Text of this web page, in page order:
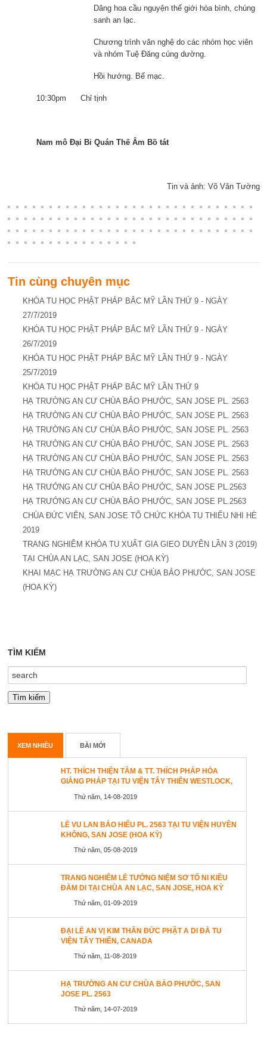
Dâng hoa cầu nguyện thế giới hòa bình, chúng
sanh an lạc.
Chương trình văn nghệ do các nhóm học viên
và nhóm Tuệ Đăng cúng dường.
Hồi hướng. Bế mạc.
10:30pm Chỉ tịnh
Nam mô Đại Bi Quán Thế Âm Bồ tát
Tin và ảnh: Võ Văn Tường
Tin cùng chuyên mục
KHÓA TU HỌC PHẬT PHÁP BẮC MỸ LẦN THỨ 9 - NGÀY
27/7/2019
KHÓA TU HỌC PHẬT PHÁP BẮC MỸ LẦN THỨ 9 - NGÀY
26/7/2019
KHÓA TU HỌC PHẬT PHÁP BẮC MỸ LẦN THỨ 9 - NGÀY
25/7/2019
KHÓA TU HỌC PHẬT PHÁP BẮC MỸ LẦN THỨ 9
HẠ TRƯỜNG AN CƯ CHÙA BẢO PHƯỚC, SAN JOSE PL. 2563
HẠ TRƯỜNG AN CƯ CHÙA BẢO PHƯỚC, SAN JOSE PL. 2563
HẠ TRƯỜNG AN CƯ CHÙA BẢO PHƯỚC, SAN JOSE PL. 2563
HẠ TRƯỜNG AN CƯ CHÙA BẢO PHƯỚC, SAN JOSE PL. 2563
HẠ TRƯỜNG AN CƯ CHÙA BẢO PHƯỚC, SAN JOSE PL. 2563
HẠ TRƯỜNG AN CƯ CHÙA BẢO PHƯỚC, SAN JOSE PL. 2563
HẠ TRƯỚNG AN CƯ CHÙA BẢO PHƯỚC, SAN JOSE PL.2563
HẠ TRƯỚNG AN CƯ CHÙA BẢO PHƯỚC, SAN JOSE PL.2563
CHÙA ĐỨC VIÊN, SAN JOSE TỔ CHỨC KHÓA TU THIẾU NHI HÈ
2019
TRANG NGHIÊM KHÓA TU XUẤT GIA GIEO DUYÊN LẦN 3 (2019)
TẠI CHÙA AN LẠC, SAN JOSE (HOA KỲ)
KHAI MẠC HẠ TRƯỜNG AN CƯ CHÙA BẢO PHƯỚC, SAN JOSE
(HOA KỲ)
TÌM KIẾM
XEM NHIỀU BÀI MỚI
HT. THÍCH THIỆN TÂM & TT. THÍCH PHÁP HÒA
GIẢNG PHÁP TẠI TU VIỆN TÂY THIÊN WESTLOCK,
Thứ năm, 14-08-2019
LỄ VU LAN BÁO HIẾU PL. 2563 TẠI TU VIỆN HUYỀN
KHÔNG, SAN JOSE (HOA KỲ)
Thứ năm, 05-08-2019
TRANG NGHIÊM LỄ TƯỞNG NIỆM SƠ TỔ NI KIỀU
ĐÀM DI TẠI CHÙA AN LẠC, SAN JOSE, HOA KỲ
Thứ năm, 01-09-2019
ĐẠI LỄ AN VỊ KIM THÂN ĐỨC PHẬT A DI ĐÀ TU
VIỆN TÂY THIÊN, CANADA
Thứ năm, 11-08-2019
HẠ TRƯỜNG AN CƯ CHÙA BẢO PHƯỚC, SAN
JOSE PL. 2563
Thứ năm, 14-07-2019